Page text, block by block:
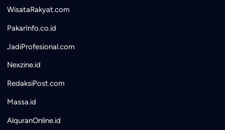
WisataRakyat.com
PakarInfo.co.id
JadiProfesional.com
Nexzine.id
RedaksiPost.com
Massa.id
AlquranOnline.id